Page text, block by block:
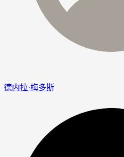
德内拉·梅多斯